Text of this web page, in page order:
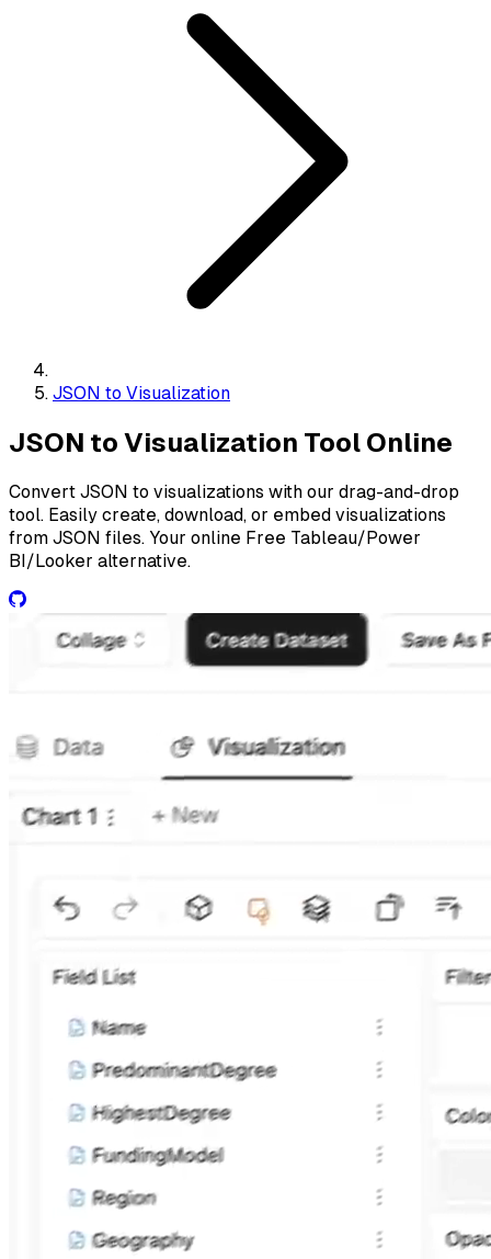
JSON to Visualization
JSON to Visualization Tool Online
Convert JSON to visualizations with our drag-and-drop
tool. Easily create, download, or embed visualizations
from JSON files. Your online Free Tableau/Power
BI/Looker alternative.